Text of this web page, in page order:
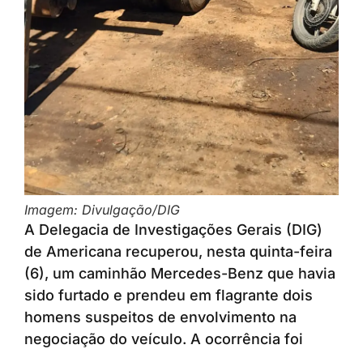
Imagem: Divulgação/DIG
A Delegacia de Investigações Gerais (DIG)
de Americana recuperou, nesta quinta-feira
(6), um caminhão Mercedes-Benz que havia
sido furtado e prendeu em flagrante dois
homens suspeitos de envolvimento na
negociação do veículo. A ocorrência foi